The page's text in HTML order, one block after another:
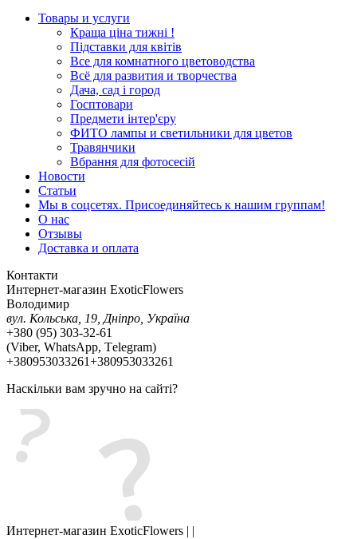
Товары и услуги
Краща ціна тижні !
Підставки для квітів
Все для комнатного цветоводства
Всё для развития и творчества
Дача, сад і город
Госптовари
Предмети інтер'єру
ФИТО лампы и светильники для цветов
Травянчики
Вбрання для фотосесій
Новости
Статьи
Мы в соцсетях. Присоединяйтесь к нашим группам!
О нас
Отзывы
Доставка и оплата
Контакти
Интернет-магазин ExoticFlowers
Володимир
вул. Кольська, 19, Дніпро, Україна
+380 (95) 303-32-61
(Viber, WhatsApp, Тelegram)
+380953033261+380953033261
Наскільки вам зручно на сайті?
Интернет-магазин ExoticFlowers | |